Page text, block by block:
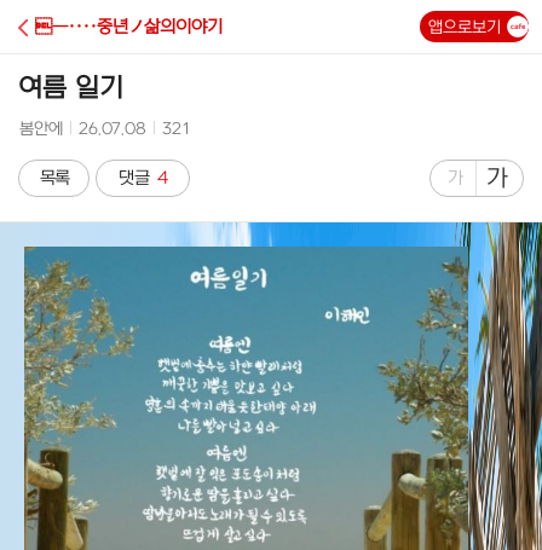
C
A
F
E
―····중년ノ삶의이야기 앱으로보기
여름 일기
작
자
봄안에
작
시
간
26.07.08
조
수
321
목록 댓글 4
글
크
기
작
게
가
글
크
기
크
게
가